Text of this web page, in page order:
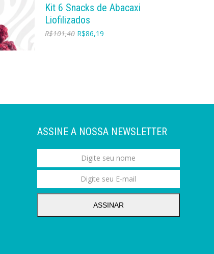
COMPRAR
Kit 6 Snacks de Abacaxi
Liofilizados
R$101,40 R$86,19
ASSINE A NOSSA NEWSLETTER
ASSINAR